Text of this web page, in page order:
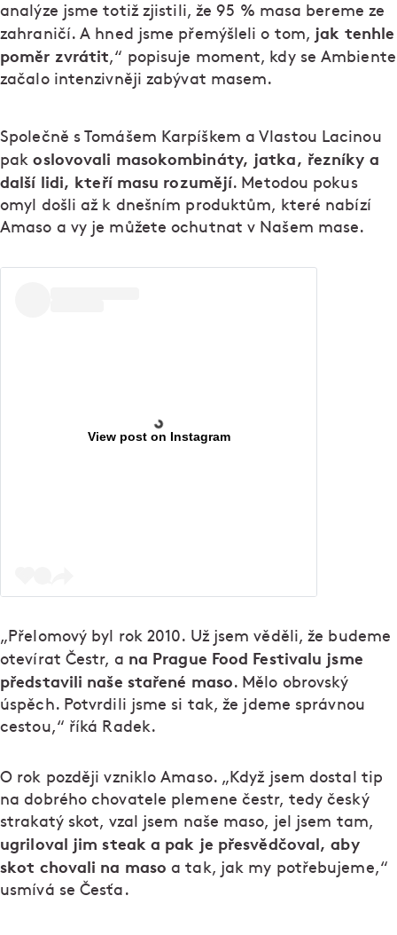
analýze jsme totiž zjistili, že 95 % masa bereme ze
zahraničí. A hned jsme přemýšleli o tom, jak tenhle
poměr zvrátit,“ popisuje moment, kdy se Ambiente
začalo intenzivněji zabývat masem.
Společně s Tomášem Karpíškem a Vlastou Lacinou
pakoslovovali masokombináty, jatka, řezníky a
další lidi, kteří masu rozumějí. Metodou pokus
omyl došli až k dnešním produktům, které nabízí
Amaso a vy je můžete ochutnat v Našem mase.
View post on Instagram
„Přelomový byl rok 2010. Už jsem věděli, že budeme
otevírat Čestr, a na Prague Food Festivalu jsme
představili naše stařené maso. Mělo obrovský
úspěch. Potvrdili jsme si tak, že jdeme správnou
cestou,“ říká Radek.
O rok později vzniklo Amaso. „Když jsem dostal tip
na dobrého chovatele plemene čestr, tedy český
strakatý skot, vzal jsem naše maso, jel jsem tam,
ugriloval jim steak a pak je přesvědčoval, aby
skot chovali na maso a tak, jak my potřebujeme,“
usmívá se Česťa.